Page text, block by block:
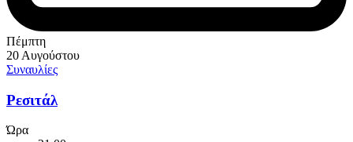
Πέμπτη
20 Αυγούστου
Συναυλίες
Ρεσιτάλ
Ώρα